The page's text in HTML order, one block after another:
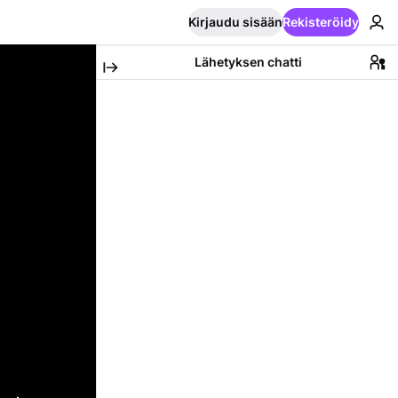
Kirjaudu sisäänRekisteröidy
Lähetyksen chatti